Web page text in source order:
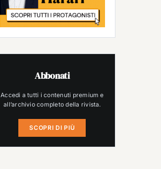
Abbonati
Accedi a tutti i contenuti premium e
all’archivio completo della rivista.
SCOPRI DI PIÙ